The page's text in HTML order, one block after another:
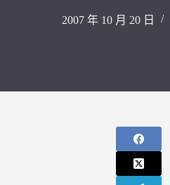
2007 年 10 月 20 日